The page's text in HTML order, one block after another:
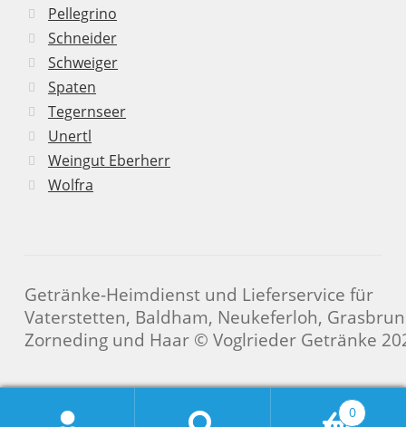
Pellegrino
Schneider
Schweiger
Spaten
Tegernseer
Unertl
Weingut Eberherr
Wolfra
Getränke-Heimdienst und Lieferservice für
Vaterstetten, Baldham, Neukeferloh,
Zorneding und Haar © Voglrieder Getränke
0